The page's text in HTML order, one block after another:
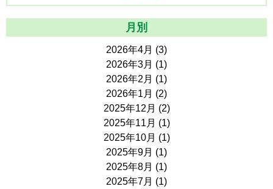
月別
2026年4月 (3)
2026年3月 (1)
2026年2月 (1)
2026年1月 (2)
2025年12月 (2)
2025年11月 (1)
2025年10月 (1)
2025年9月 (1)
2025年8月 (1)
2025年7月 (1)